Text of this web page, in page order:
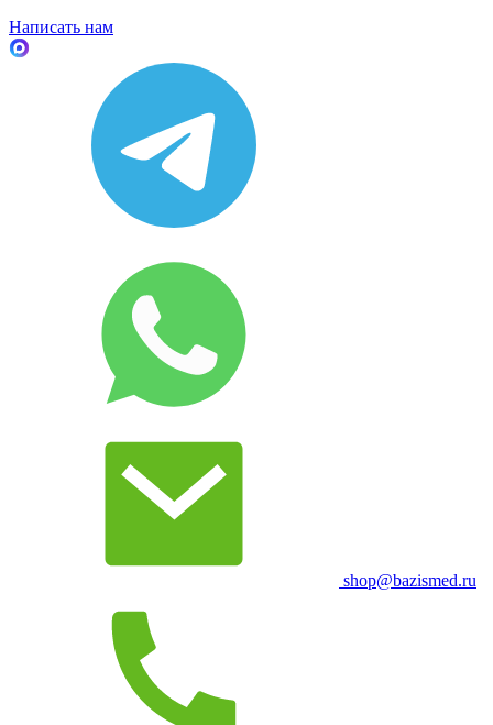
Написать нам
shop@bazismed.ru